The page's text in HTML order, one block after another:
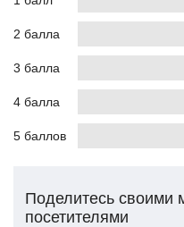
2 балла
3 балла
4 балла
5 баллов
Поделитесь своими
посетителями